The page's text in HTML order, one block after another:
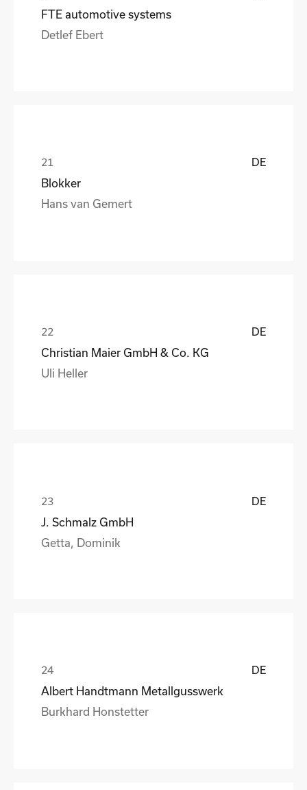
FTE automotive systems
Detlef Ebert
DE
Blokker
Hans van Gemert
DE
Christian Maier GmbH & Co. KG
Uli Heller
DE
J. Schmalz GmbH
Getta, Dominik
DE
Albert Handtmann Metallgusswerk
Burkhard Honstetter